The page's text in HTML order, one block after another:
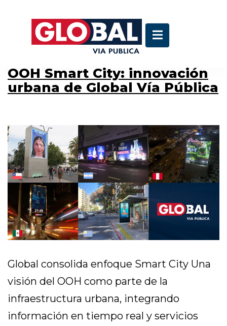
OOH Smart City: innovación
urbana de Global Vía Pública
Global consolida enfoque Smart City Una
visión del OOH como parte de la
infraestructura urbana, integrando
información en tiempo real y servicios